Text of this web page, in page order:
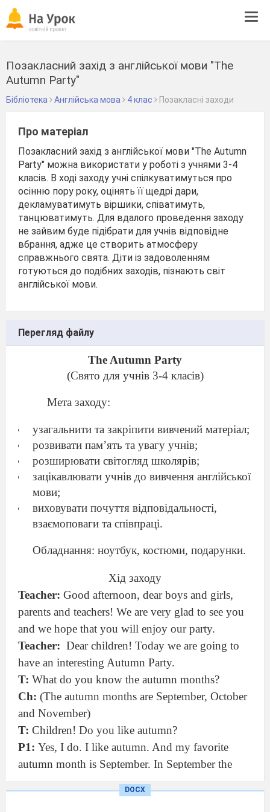
Позакласний захід з англійської мови "The
Autumn Party"
Бібліотека Англійська мова 4 клас Позакласні заходи
Про матеріал
Позакласний захід з англійської мови "The Autumn
Party" можна використати у роботі з учнями 3-4
класів. В ході заходу учні спілкуватимуться про
осінню пору року, оцінять її щедрі дари,
декламуватимуть віршики, співатимуть,
танцюватимуть. Для вдалого проведення заходу
не зайвим буде підібрати для учнів відповідне
вбрання, адже це створить атмосферу
справжнього свята. Діти із задоволенням
готуються до подібних заходів, пізнають світ
англійської мови.
Перегляд файлу
The Autumn Party
(Свято для учнів 3-4 класів)
Мета заходу:
узагальнити та закріпити вивчений матеріал;
розвивати пам’ять та увагу учнів;
розширювати світогляд школярів;
зацікавлювати учнів до вивчення англійської
мови;
виховувати почуття відповідальності,
взаємоповаги та співпраці.
Обладнання: ноутбук, костюми, подарунки.
Хід заходу
Teacher: Good afternoon, dear boys and girls,
parents and teachers! We are very glad to see you
and we hope that you will enjoy our party.
Teacher: Dear children! Today we are going to
have an interesting Autumn Party.
T: What do you know the autumn months?
Ch: (The autumn months are September, October
and November)
T: Children! Do you like autumn?
P1: Yes, I do. I like autumn. And my favorite
autumn month is September. In September the
DOCX